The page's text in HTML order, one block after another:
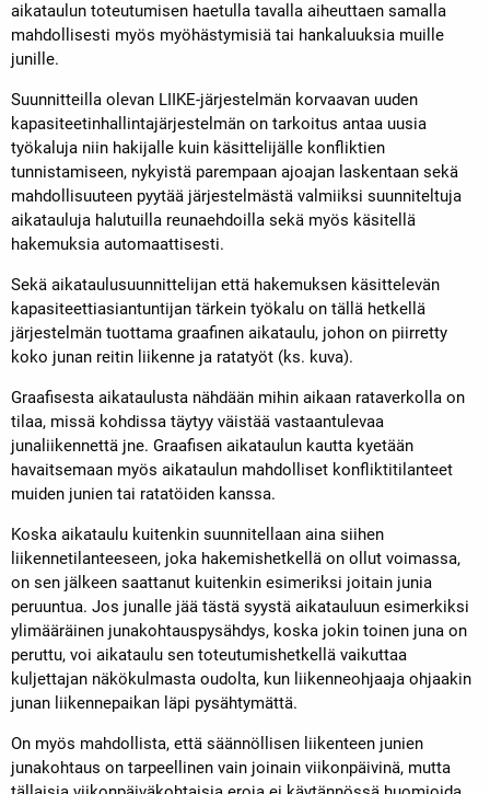
aikataulun toteutumisen haetulla tavalla aiheuttaen samalla
mahdollisesti myös myöhästymisiä tai hankaluuksia muille
junille.
Suunnitteilla olevan LIIKE-järjestelmän korvaavan uuden
kapasiteetinhallintajärjestelmän on tarkoitus antaa uusia
työkaluja niin hakijalle kuin käsittelijälle konfliktien
tunnistamiseen, nykyistä parempaan ajoajan laskentaan sekä
mahdollisuuteen pyytää järjestelmästä valmiiksi suunniteltuja
aikatauluja halutuilla reunaehdoilla sekä myös käsitellä
hakemuksia automaattisesti.
Sekä aikataulusuunnittelijan että hakemuksen käsittelevän
kapasiteettiasiantuntijan tärkein työkalu on tällä hetkellä
järjestelmän tuottama graafinen aikataulu, johon on piirretty
koko junan reitin liikenne ja ratatyöt (ks. kuva).
Graafisesta aikataulusta nähdään mihin aikaan rataverkolla on
tilaa, missä kohdissa täytyy väistää vastaantulevaa
junaliikennettä jne. Graafisen aikataulun kautta kyetään
havaitsemaan myös aikataulun mahdolliset konfliktitilanteet
muiden junien tai ratatöiden kanssa.
Koska aikataulu kuitenkin suunnitellaan aina siihen
liikennetilanteeseen, joka hakemishetkellä on ollut voimassa,
on sen jälkeen saattanut kuitenkin esimeriksi joitain junia
peruuntua. Jos junalle jää tästä syystä aikatauluun esimerkiksi
ylimääräinen junakohtauspysähdys, koska jokin toinen juna on
peruttu, voi aikataulu sen toteutumishetkellä vaikuttaa
kuljettajan näkökulmasta oudolta, kun liikenneohjaaja ohjaakin
junan liikennepaikan läpi pysähtymättä.
On myös mahdollista, että säännöllisen liikenteen junien
junakohtaus on tarpeellinen vain joinain viikonpäivinä, mutta